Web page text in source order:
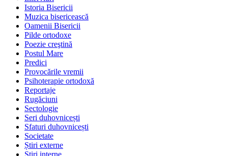
Istoria Bisericii
Muzica bisericească
Oamenii Bisericii
Pilde ortodoxe
Poezie creştină
Postul Mare
Predici
Provocările vremii
Psihoterapie ortodoxă
Reportaje
Rugăciuni
Sectologie
Seri duhovnicești
Sfaturi duhovnicești
Societate
Știri externe
Ştiri interne